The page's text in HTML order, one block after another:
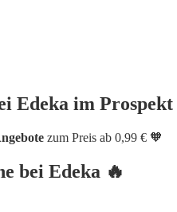
Edeka im Prospekt
zum Preis ab 0,99 € 🧡
bei Edeka 🔥